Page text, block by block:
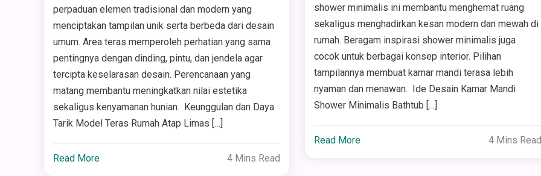
perpaduan elemen tradisional dan modern yang
menciptakan tampilan unik serta berbeda dari desain
umum. Area teras memperoleh perhatian yang sama
pentingnya dengan dinding, pintu, dan jendela agar
tercipta keselarasan desain. Perencanaan yang
matang membantu meningkatkan nilai estetika
sekaligus kenyamanan hunian. Keunggulan dan Daya
Tarik Model Teras Rumah Atap Limas […]
Read More 4 Mins Read
shower minimalis ini membantu menghemat ruang
sekaligus menghadirkan kesan modern dan mewah di
rumah. Beragam inspirasi shower minimalis juga
cocok untuk berbagai konsep interior. Pilihan
tampilannya membuat kamar mandi terasa lebih
nyaman dan menawan. Ide Desain Kamar Mandi
Shower Minimalis Bathtub […]
Read More 4 Mins Read